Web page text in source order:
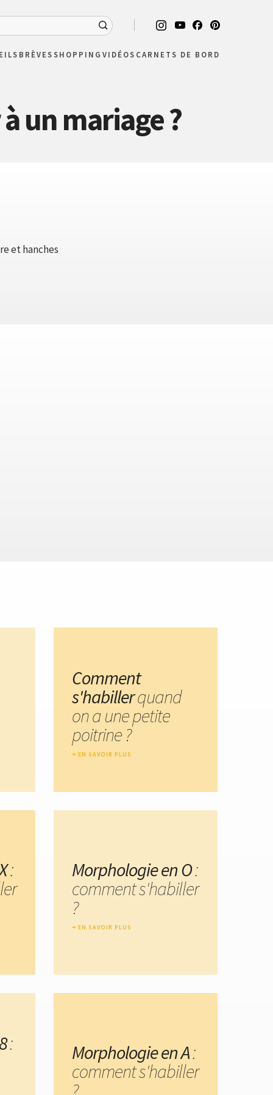
BRÈVESSHOPPING VIDÉOS CARNETS DE BORD
un mariage ?
et hanches
Comment
s'habillerquand
on a une petite
poitrine ?
EN SAVOIR PLUS
:
Morphologie en O:
comment s'habiller
?
EN SAVOIR PLUS
: Morphologie en A:
comment s'habiller
?